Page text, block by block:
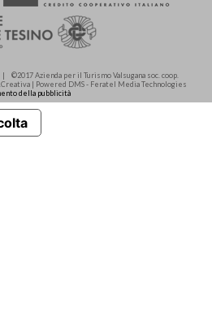
©2017 Azienda per il Turismo Valsugana soc. coop.
| Powered DMS - Feratel Media Technologies
della pubblicità